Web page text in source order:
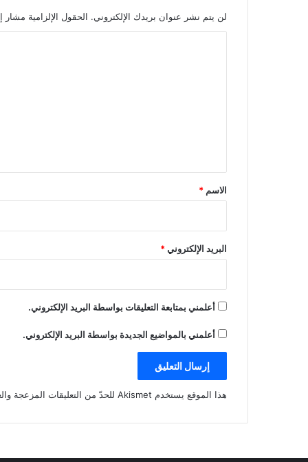
لن يتم نشر عنوان بريدك الإلكتروني. الحقول الإلزامية مشار
*
الاسم *
البريد الإلكتروني*
أعلمني بمتابعة التعليقات بواسطة البريد الإلكتروني.
أعلمني بالمواضيع الجديدة بواسطة البريد الإلكتروني.
هذا الموقع يستخدم Akismet للحدّ من التعليقات المزعجة والغير مرغوبة.